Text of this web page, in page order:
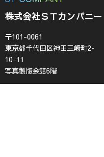
株式会社ＳＴカンパニー
〒101-0061
東京都千代田区神田三崎町2-
10-11
写真製版会館6階